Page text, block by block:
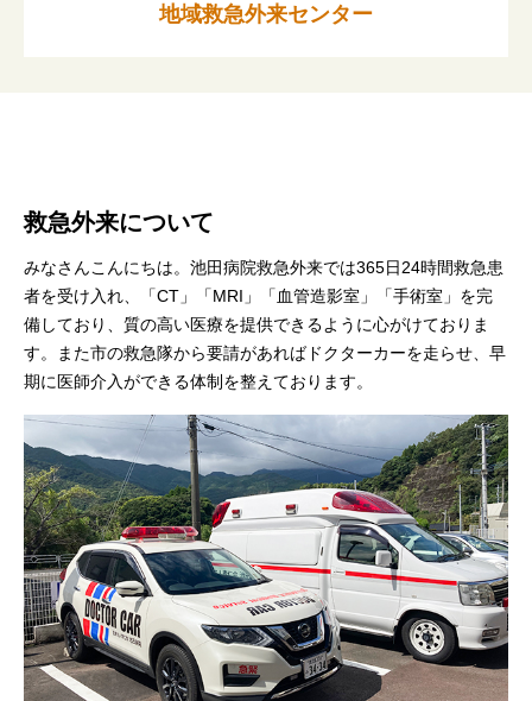
地域救急外来センター
救急外来について
みなさんこんにちは。池田病院救急外来では365日24時間救急患
者を受け入れ、「CT」「MRI」「血管造影室」「手術室」を完
備しており、質の高い医療を提供できるように心がけておりま
す。また市の救急隊から要請があればドクターカーを走らせ、早
期に医師介入ができる体制を整えております。